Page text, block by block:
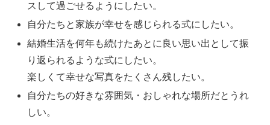
スして過ごせるようにしたい。
自分たちと家族が幸せを感じられる式にしたい。
結婚生活を何年も続けたあとに良い思い出として振
り返られるような式にしたい。
楽しくて幸せな写真をたくさん残したい。
自分たちの好きな雰囲気・おしゃれな場所だとうれ
しい。